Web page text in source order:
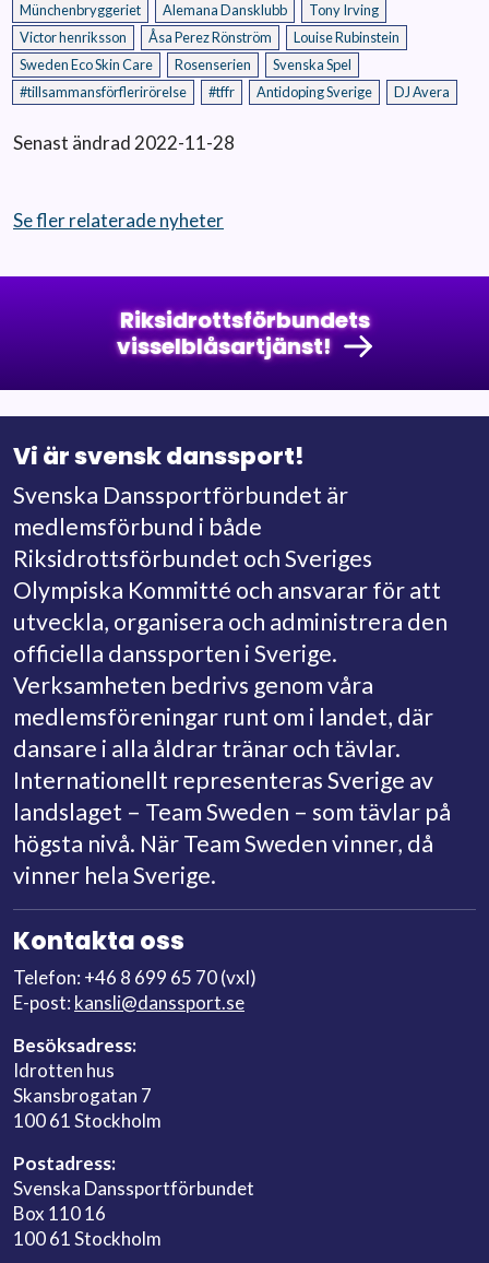
Münchenbryggeriet
Alemana Dansklubb
Tony Irving
Victor henriksson
Åsa Perez Rönström
Louise Rubinstein
Sweden Eco Skin Care
Rosenserien
Svenska Spel
#tillsammansförflerirörelse
#tffr Antidoping Sverige DJ Avera
Senast ändrad 2022-11-28
Se fler relaterade nyheter
Riksidrottsförbundets
visselblåsartjänst!
Vi är svensk danssport!
Svenska Danssportförbundet är
medlemsförbund i både
Riksidrottsförbundet och Sveriges
Olympiska Kommitté och ansvarar för att
utveckla, organisera och administrera den
officiella danssporten i Sverige.
Verksamheten bedrivs genom våra
medlemsföreningar runt om i landet, där
dansare i alla åldrar tränar och tävlar.
Internationellt representeras Sverige av
landslaget – Team Sweden – som tävlar på
högsta nivå. När Team Sweden vinner, då
vinner hela Sverige.
Kontakta oss
Telefon: +46 8 699 65 70 (vxl)
E-post: kansli@danssport.se
Besöksadress:
Idrotten hus
Skansbrogatan 7
100 61 Stockholm
Postadress:
Svenska Danssportförbundet
Box 110 16
100 61 Stockholm